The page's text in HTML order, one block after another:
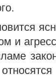
и